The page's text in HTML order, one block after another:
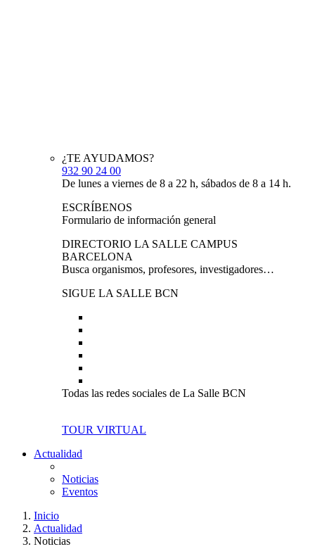
¿TE AYUDAMOS?
932 90 24 00
De lunes a viernes de 8 a 22 h, sábados de 8 a 14 h.
ESCRÍBENOS
Formulario de información general
DIRECTORIO LA SALLE CAMPUS
BARCELONA
Busca organismos, profesores, investigadores…
SIGUE LA SALLE BCN
Todas las redes sociales de La Salle BCN
TOUR VIRTUAL
Actualidad
Noticias
Eventos
Inicio
Actualidad
Noticias